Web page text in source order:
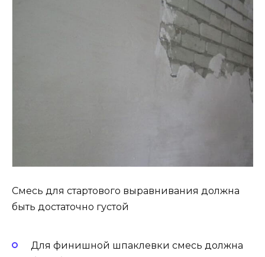
Смесь для стартового выравнивания должна
быть достаточно густой
Для финишной шпаклевки смесь должна